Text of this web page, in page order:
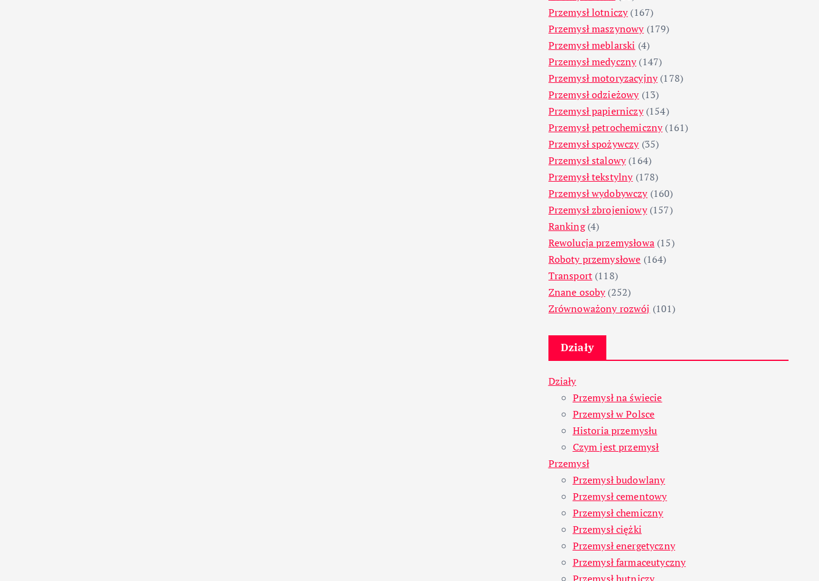
Przemysł lotniczy(167)
Przemysł maszynowy(179)
Przemysł meblarski (4)
Przemysł medyczny(147)
Przemysł motoryzacyjny(178)
Przemysł odzieżowy(13)
Przemysł papierniczy(154)
Przemysł petrochemiczny(161)
Przemysł spożywczy(35)
Przemysł stalowy(164)
Przemysł tekstylny(178)
Przemysł wydobywczy(160)
Przemysł zbrojeniowy(157)
Ranking(4)
Rewolucja przemysłowa(15)
Roboty przemysłowe (164)
Transport (118)
Znane osoby(252)
Zrównoważony rozwój (101)
Działy
Działy
Przemysł na świecie
Przemysł w Polsce
Historia przemysłu
Czym jest przemysł
Przemysł
Przemysł budowlany
Przemysł cementowy
Przemysł chemiczny
Przemysł ciężki
Przemysł energetyczny
Przemysł farmaceutyczny